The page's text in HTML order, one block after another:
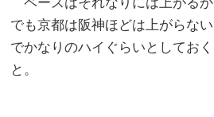
でも京都は阪神ほどは上がらな
でかなりのハイぐらいとしてお
と。